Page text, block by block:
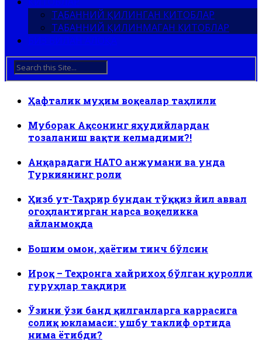
ТАБАННИЙ ҚИЛИНГАН КИТОБЛАР
ТАБАННИЙ ҚИЛИНМАГАН КИТОБЛАР
Ҳафталик муҳим воқеалар таҳлили
Муборак Ақсонинг яҳудийлардан
тозаланиш вақти келмадими?!
Анқарадаги НАТО анжумани ва унда
Туркиянинг роли
Ҳизб ут-Таҳрир бундан тўққиз йил аввал
огоҳлантирган нарса воқеликка
айланмоқда
Бошим омон, ҳаётим тинч бўлсин
Ироқ – Теҳронга хайрихоҳ бўлган қуролли
гуруҳлар тақдири
Ўзини ўзи банд қилганларга каррасига
солиқ юкламаси: ушбу таклиф ортида
нима ётибди?